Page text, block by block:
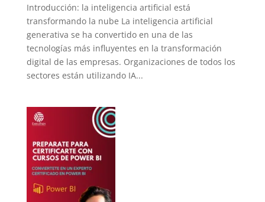
Introducción: la inteligencia artificial está
transformando la nube La inteligencia artificial
generativa se ha convertido en una de las
tecnologías más influyentes en la transformación
digital de las empresas. Organizaciones de todos los
sectores están utilizando IA...